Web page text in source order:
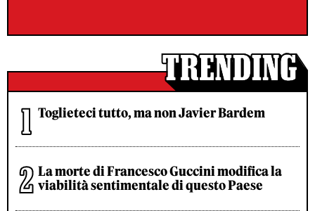
Toglieteci tutto, ma non Javier Bardem
La morte di Francesco Guccini modifica la
viabilità sentimentale di questo Paese